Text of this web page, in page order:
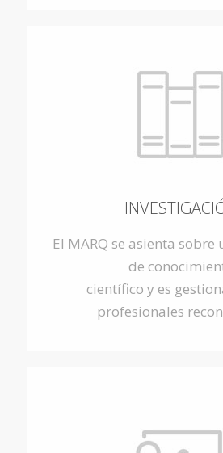
El MARQ se asienta sobre
de
científico y es
profesionales